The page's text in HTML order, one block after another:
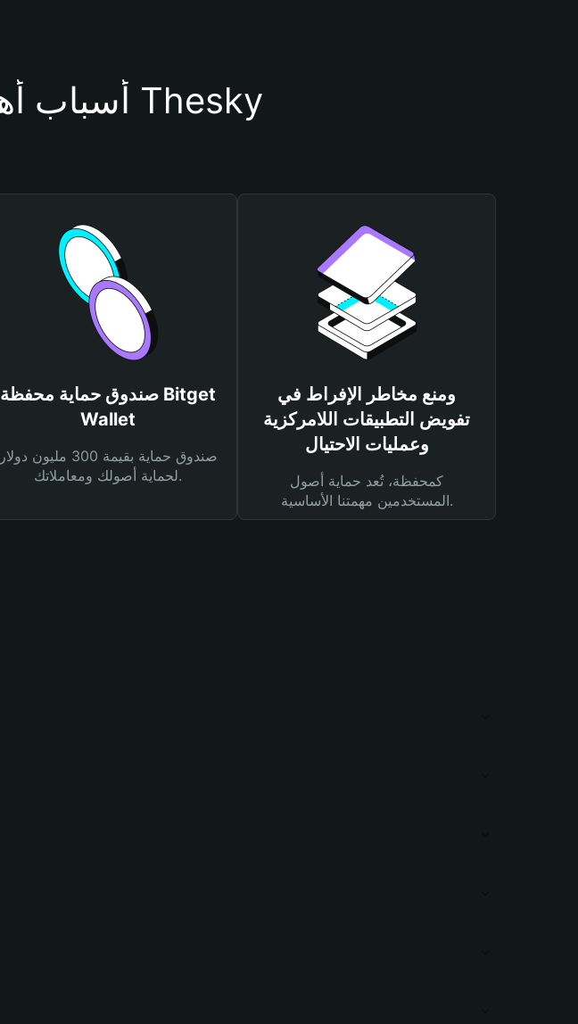
أسباب أهمية استخدام محفظة Thesky
صندوق حماية محفظة Bitget
Wallet
صندوق حماية بقيمة 300 مليون دولار
لحماية أصولك ومعاملاتك.
ومنع مخاطر الإفراط في
تفويض التطبيقات اللامركزية
وعمليات الاحتيال
كمحفظة، تُعد حماية أصول
المستخدمين مهمتنا الأساسية.